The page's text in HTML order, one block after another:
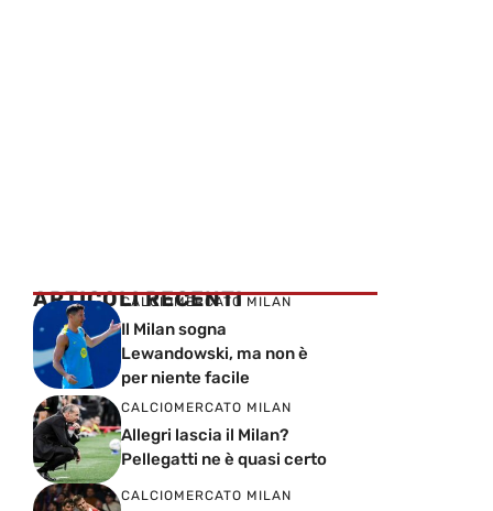
ARTICOLI RECENTI
CALCIOMERCATO MILAN
Il Milan sogna
Lewandowski, ma non è
per niente facile
CALCIOMERCATO MILAN
Allegri lascia il Milan?
Pellegatti ne è quasi certo
CALCIOMERCATO MILAN